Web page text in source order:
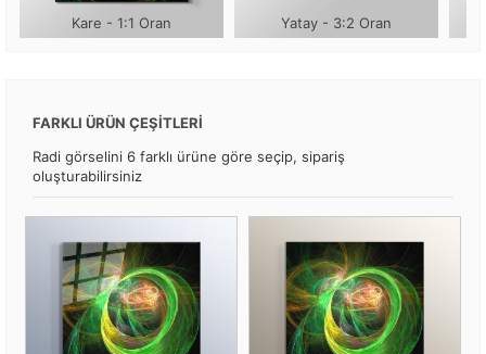
Kare - 1:1 Oran Yatay - 3:2 Oran
FARKLI ÜRÜN ÇEŞİTLERİ
Radi görselini 6 farklı ürüne göre seçip, sipariş
oluşturabilirsiniz